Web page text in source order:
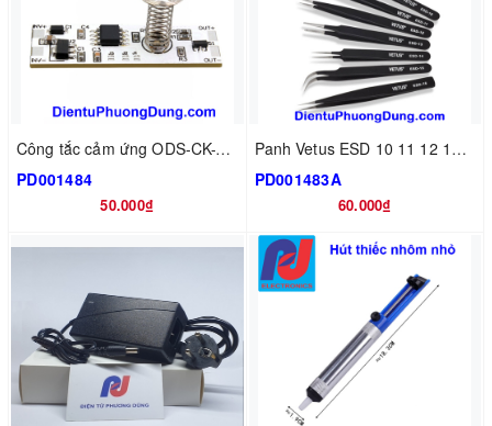
Công tắc cảm ứng ODS-CK-V18-6
PD001484
50.000₫
Panh Vetus ESD 10 11 12 13 14 15 16
PD001483A
60.000₫